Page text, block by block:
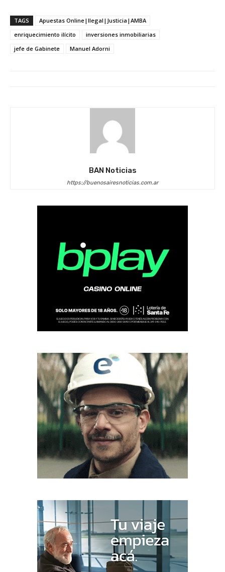
TAGS
Apuestas Online|Ilegal|Justicia|AMBA
enriquecimiento ilícito
inversiones inmobiliarias
jefe de Gabinete
Manuel Adorni
BAN Noticias
https://buenosairesnoticias.com.ar